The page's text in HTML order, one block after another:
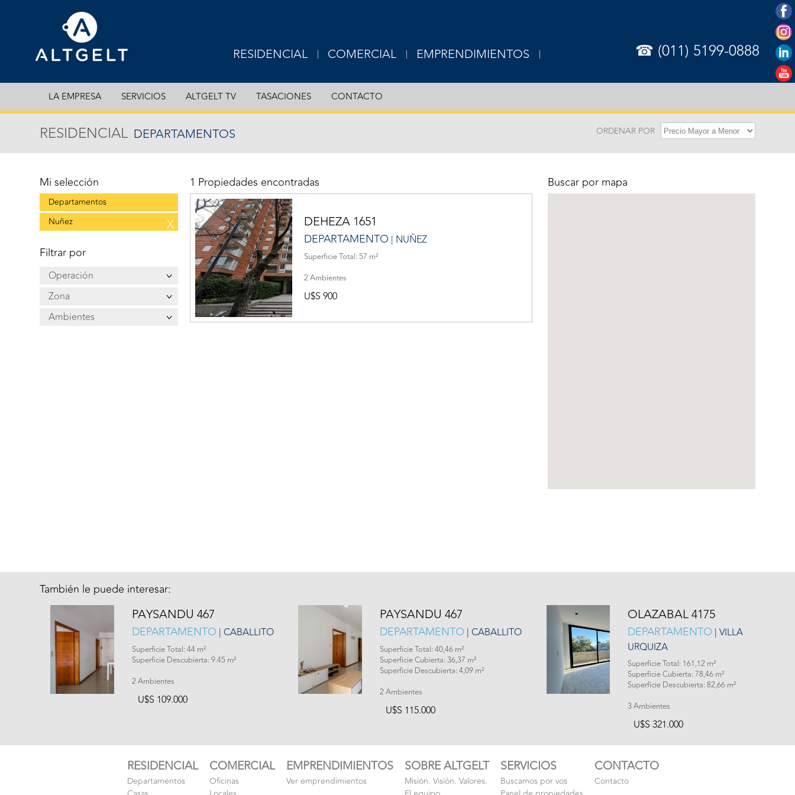
RESIDENCIAL
EXCLUSIVE
DEPARTAMENTOS
COMERCIAL
EXCLUSIVE
OFICINAS
EMPRENDIMIENTOS ☎ (011) 5199-0888
LA EMPRESA SERVICIOS ALTGELT TV TASACIONES CONTACTO
RESIDENCIAL DEPARTAMENTOS ORDENAR POR
Mi selección
Departamentos
Nuñez
X
Filtrar por
Operación
Zona
Ambientes
1 Propiedades encontradas
DEHEZA 1651
DEPARTAMENTO | NUÑEZ
Superficie Total: 57 m²
2 Ambientes
U$S 900
Buscar por mapa
También le puede interesar:
PAYSANDU 467
DEPARTAMENTO | CABALLITO
Superficie Total: 44 m²
Superficie Descubierta: 9.45 m²
2 Ambientes
U$S 109.000
PAYSANDU 467
DEPARTAMENTO | CABALLITO
Superficie Total: 40,46 m²
Superficie Cubierta: 36,37 m²
Superficie Descubierta: 4,09 m²
2 Ambientes
U$S 115.000
OLAZABAL 4175
DEPARTAMENTO | VILLA
URQUIZA
Superficie Total: 161,12 m²
Superficie Cubierta: 78,46 m²
Superficie Descubierta: 82,66 m²
3 Ambientes
U$S 321.000
RESIDENCIAL
Departamentos
COMERCIAL
Oficinas
EMPRENDIMIENTOS
Ver emprendimientos
SOBRE ALTGELT
Misión. Visión. Valores.
SERVICIOS
Buscamos por vos
CONTACTO
Contacto